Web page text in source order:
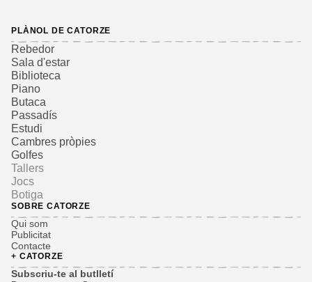
PLÀNOL DE CATORZE
Rebedor
Sala d'estar
Biblioteca
Piano
Butaca
Passadís
Estudi
Cambres pròpies
Golfes
Tallers
Jocs
Botiga
SOBRE CATORZE
Qui som
Publicitat
Contacte
+ CATORZE
Subscriu-te al butlletí